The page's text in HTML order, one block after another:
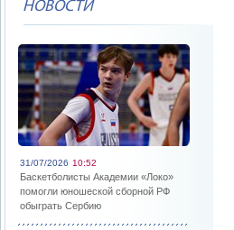
НОВОСТИ
31/07/2026 10:52
Баскетболисты Академии «Локо»
помогли юношеской сборной РФ
обыграть Сербию